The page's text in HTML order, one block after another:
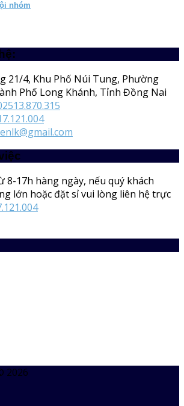
nhóm
21/4, Khu Phố Núi Tung, Phường
Phố Long Khánh, Tỉnh Đồng Nai
8-17h hàng ngày, nếu quý khách
lớn hoặc đặt sỉ vui lòng liên hệ trực
2026